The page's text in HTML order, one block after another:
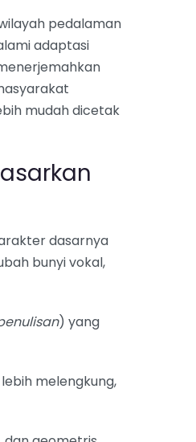
pedalaman
adaptasi
mudah dicetak
dasarnya
bunyi vokal,
) yang
melengkung,